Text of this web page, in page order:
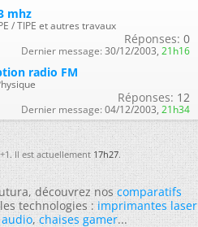
mhz
/ TIPE et autres travaux
Réponses: 0
Dernier message: 30/12/2003, 21h16
radio FM
Réponses: 12
Dernier message: 04/12/2003, 21h34
Il est actuellement 17h27.
découvrez noscomparatifs
technologies :imprimantes laser
,chaises gamer...